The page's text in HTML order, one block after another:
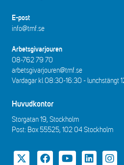
E-post
info@tmf.se
Arbetsgivarjouren
08-762 79 70
arbetsgivarjouren@tmf.se
Vardagar kl 08:30-16:30 - lunchstängt
Huvudkontor
Storgatan 19, Stockholm
Post: Box 55525, 102 04 Stockholm